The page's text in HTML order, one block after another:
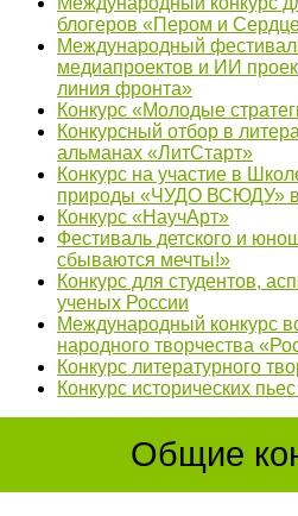
блогеров «Пером и
Международный
медиапроектов и ИИ
линия фронта»
Конкурс «Молодые
Конкурсный отбор в
альманах «ЛитСтарт»
Конкурс на участие в
природы «ЧУДО ВСЮДУ» в
Конкурс «НаучАрт»
Фестиваль детского и
сбываются мечты!»
Конкурс для студентов,
ученых России
Международный конкурс
народного творчества
Конкурс литературного
Конкурс исторических
Общие